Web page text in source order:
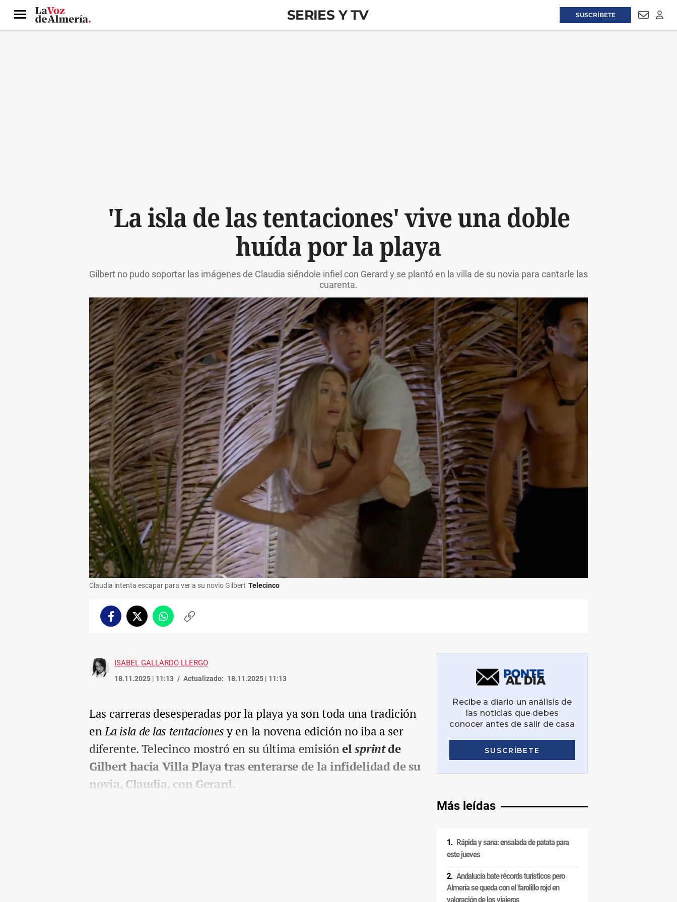
SUSCRÍBETE
Menú SERIES Y TV
'La isla de las tentaciones' vive una doble
huída por la playa
Gilbert no pudo soportar las imágenes de Claudia siéndole infiel con Gerard y se plantó en la villa de su novia para cantarle las
cuarenta.
Claudia intenta escapar para ver a su novio Gilbert Telecinco
FacebookTwitterWhatsappCopiar
ISABEL GALLARDO LLERGO
18.11.2025 | 11:13 Actualizado: 18.11.2025 | 11:13
Las carreras desesperadas por la playa ya son toda una tradición
enLa isla de las tentacionesy en la novena edición no iba a ser
diferente. Telecinco mostró en su última emisiónelsprintde
Gilbert hacia Villa Playa tras enterarse de la infidelidad de su
novia, Claudia, con Gerard.
Más leídas
Rápida y sana: ensalada de patata para
este jueves
Andalucía bate récords turísticos pero
Almería se queda con el 'farolillo rojo' en
valoración de los viajeros